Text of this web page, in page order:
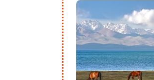
Arrivée au